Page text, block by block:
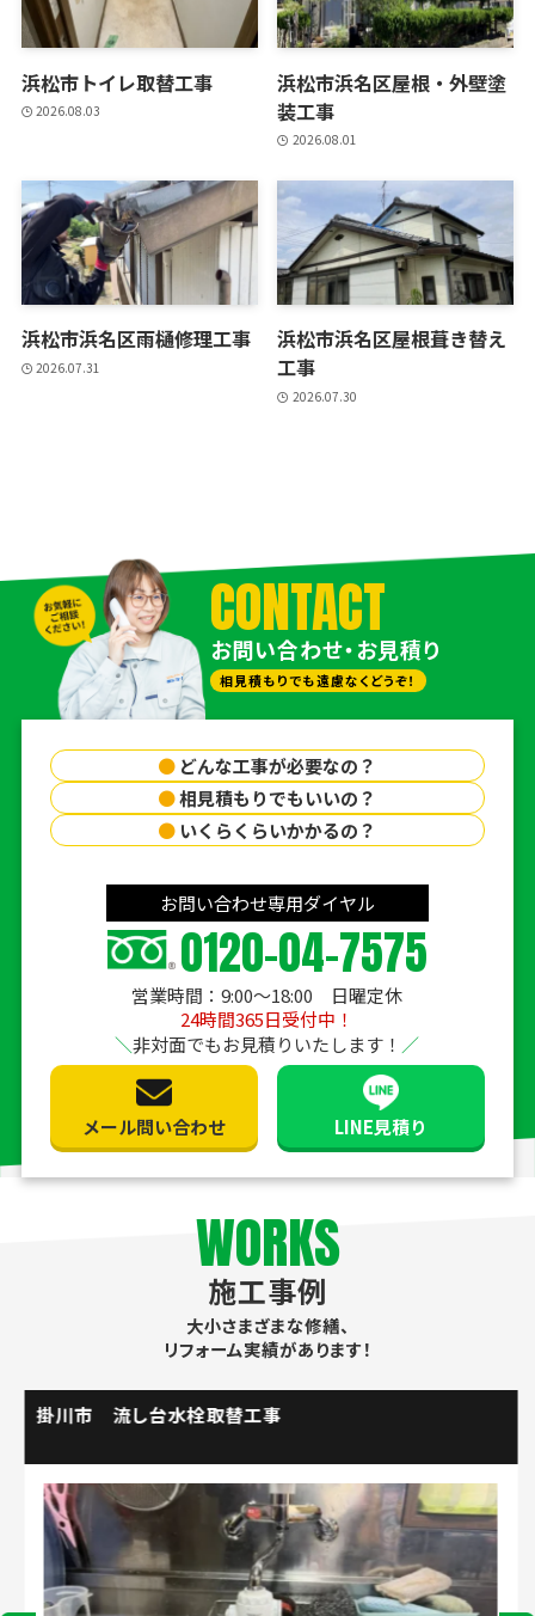
浜松市トイレ取替工事
2026.08.03
浜松市浜名区屋根・外壁塗
装工事
2026.08.01
浜松市浜名区雨樋修理工事
2026.07.31
浜松市浜名区屋根葺き替え
工事
2026.07.30
CONTACT
お問い合わせ・お見積り
相見積もりでも遠慮なくどうぞ！
● どんな工事が必要なの？
●相見積もりでもいいの？
● いくらくらいかかるの？
お問い合わせ専用ダイヤル
0120-04-7575
営業時間：9:00〜18:00 日曜定休
24時間365日受付中！
非対面でもお見積りいたします！
メール問い合わせ LINE見積り
WORKS
施工事例
大小さまざまな修繕、
リフォーム実績があります！
掛川市 流し台水栓取替工事